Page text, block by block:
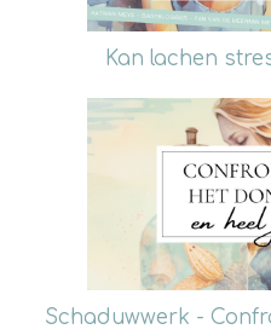
Kan lachen
Schaduwwerk -